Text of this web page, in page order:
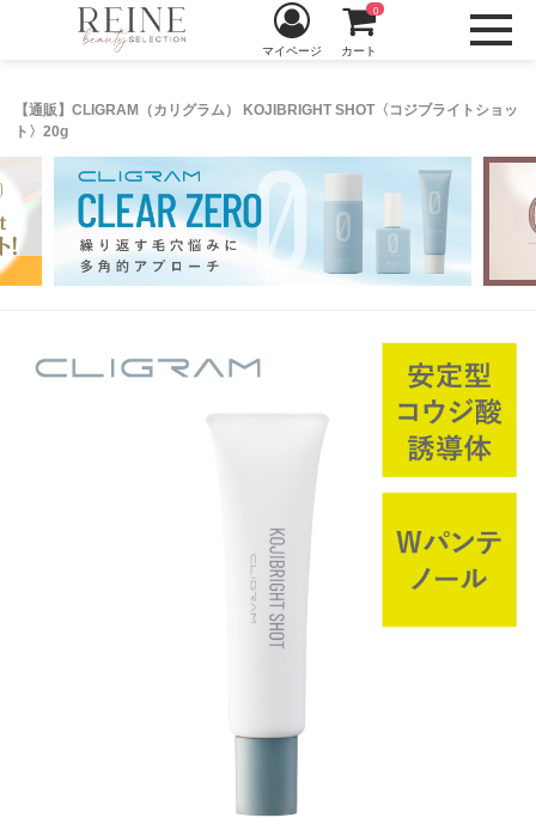
【通販】CLIGRAM（カリグラム） KOJIBRIGHT SHOT〈コジブライトショッ
ト〉20g
マイページ カート
0